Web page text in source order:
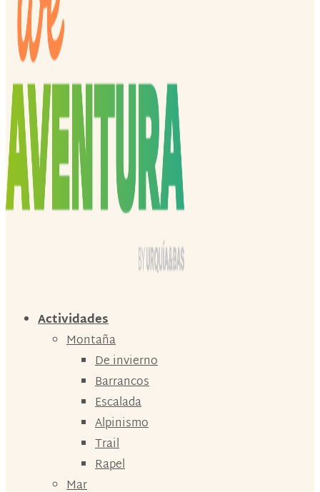
Actividades
Montaña
De invierno
Barrancos
Escalada
Alpinismo
Trail
Rapel
Mar